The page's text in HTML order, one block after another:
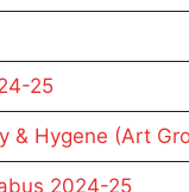
25
& Hygene (Art
2024-25